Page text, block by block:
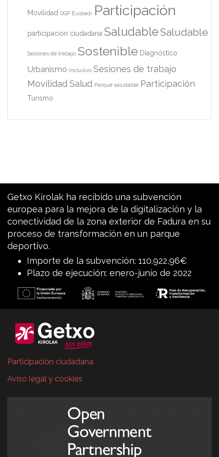
Movilidad OGP Euskadi Participación
participación ciudadana SaludableSaludable
Sesiones de trabajo Sostenible Diagnóstico
Urbanismo Inclusivo Sesiones de trabajo
Movilidad Salud Parque saludable Participación
Turismo
Getxo Kirolak ha recibido una subvención
europea para la mejora de la digitalización y la
conectividad de la zona exterior de Fadura en su
proceso de transformación en un parque
deportivo.
Importe de la subvención: 110.922,96€
Plazo de ejecución: enero-junio de 2022
Participación ciudadana
Aviso legal y cookies